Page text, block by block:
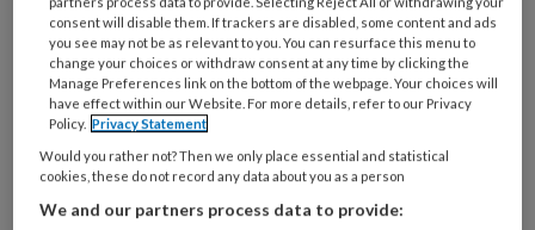
Wil je dit artikel lezen?
Maak gratis een account aan en lees 2
artikelen gratis per maand
Al een account of abonnement?
consent will disable them. If trackers are disabled, some content and ads
you see may not be as relevant to you. You can resurface this menu to
change your choices or withdraw consent at any time by clicking the
Manage Preferences link on the bottom of the webpage. Your choices will
have effect within our Website. For more details, refer to our Privacy
Policy. Privacy Statement
Would you rather not? Then we only place essential and statistical
cookies, these do not record any data about you as a person
We and our partners process data to provide: